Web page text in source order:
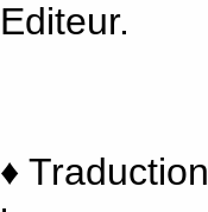
Editeur.
♦